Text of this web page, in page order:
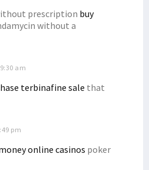
prescription buy
without a
am
terbinafine sale that
pm
online casinos poker